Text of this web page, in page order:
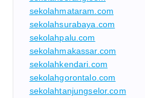
sekolahmataram.com
sekolahsurabaya.com
sekolahpalu.com
sekolahmakassar.com
sekolahkendari.com
sekolahgorontalo.com
sekolahtanjungselor.com